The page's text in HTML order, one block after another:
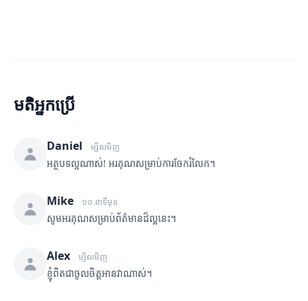
មតិអ្នកប្រើ
Daniel ម្សិលមិញ
អត្ថបទល្អណាស់! អរគុណសម្រាប់ការចែករំលែក។
Mike ១០ នាទីមុន
សូមអរគុណសម្រាប់ព័ត៌មានដ៏ល្អនេះ។
Alex ម្សិលមិញ
ខ្ញុំពិតជាចូលចិត្តអានវាណាស់។